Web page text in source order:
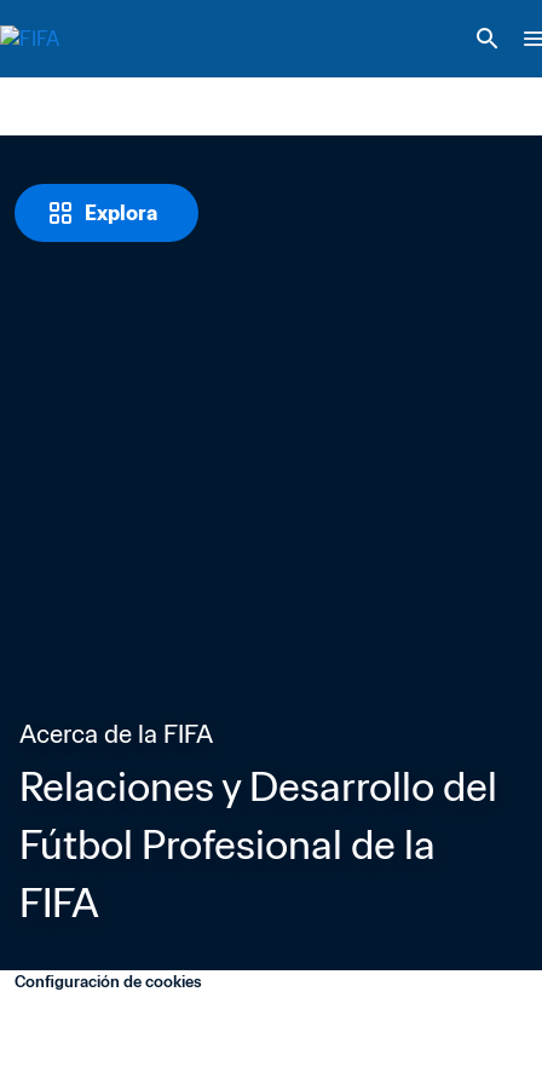
Explora
Acerca de la FIFA
Relaciones y Desarrollo del
Fútbol Profesional de la
FIFA
Configuración de cookies